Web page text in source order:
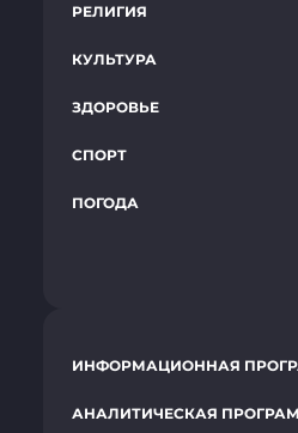
РЕЛИГИЯ
КУЛЬТУРА
ЗДОРОВЬЕ
СПОРТ
ПОГОДА
ИНФОРМАЦИОННАЯ
АНАЛИТИЧЕСКАЯ